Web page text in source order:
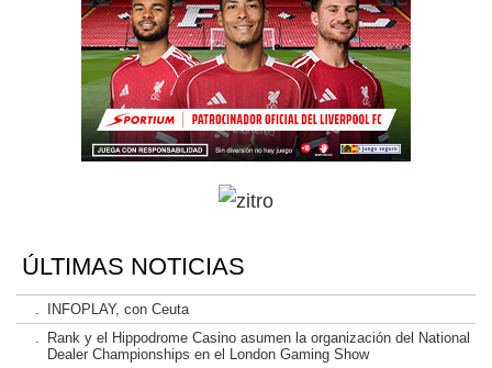
ÚLTIMAS NOTICIAS
.
INFOPLAY, con Ceuta
.
Rank y el Hippodrome Casino asumen la organización del National
Dealer Championships en el London Gaming Show